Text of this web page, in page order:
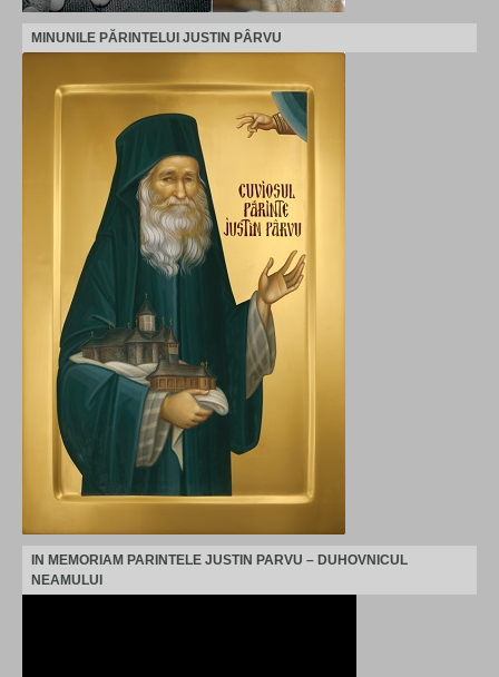
MINUNILE PĂRINTELUI JUSTIN PÂRVU
IN MEMORIAM PARINTELE JUSTIN PARVU – DUHOVNICUL
NEAMULUI